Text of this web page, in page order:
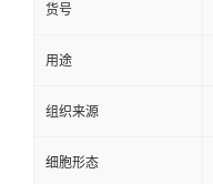
货号
用途
组织来源
细胞形态